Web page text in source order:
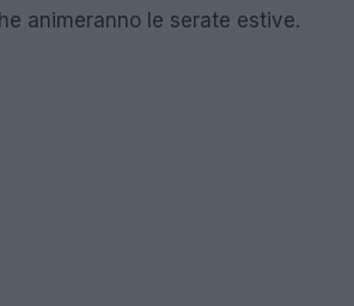
animeranno le serate estive.